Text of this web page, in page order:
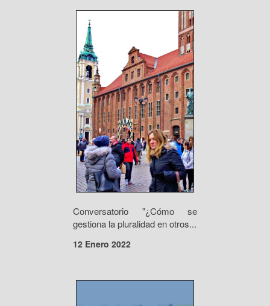
Conversatorio "¿Cómo se
gestiona la pluralidad en otros...
12 Enero 2022